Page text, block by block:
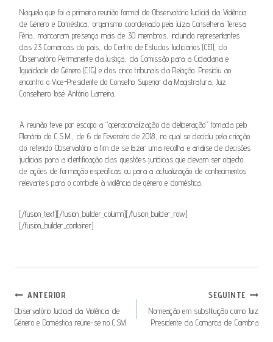
Naquela que foi a primeira reunião formal do Observatório Judicial da Violência
de Género e Doméstica, organismo coordenado pela Juíza Conselheira Teresa
Féria, marcaram presença mais de 30 membros, incluindo representantes
das 23 Comarcas do país, do Centro de Estudos Judiciários (CEJ), do
Observatório Permanente da Justiça, da Comissão para a Cidadania e
Igualdade de Género (CIG) e dos cinco tribunais da Relação. Presidiu ao
encontro o Vice-Presidente do Conselho Superior da Magistratura, Juiz
Conselheiro José António Lameira.
A reunião teve por escopo a “operacionalização da deliberação” tomada pelo
Plenário do C.S.M., de 6 de Fevereiro de 2018, no qual se decidiu pela criação
do referido Observatório a fim de se fazer uma recolha e análise de decisões
judiciais para a identificação das questões jurídicas que devam ser objecto
de ações de formação específicas ou para a actualização de conhecimentos
relevantes para o combate à violência de género e doméstica.
[/fusion_text][/fusion_builder_column][/fusion_builder_row]
[/fusion_builder_container]
Navegação
De
Artigos
ANTERIOR
Observatório Judicial da Violência de
Género e Doméstica reúne-se no CSM
SEGUINTE
Nomeação em substituição como Juiz
Presidente da Comarca de Coimbra